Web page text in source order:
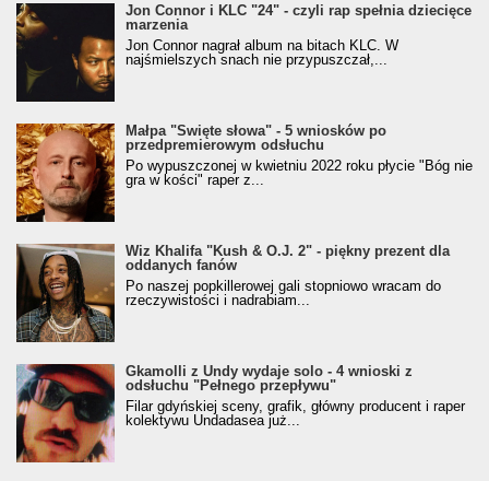
Jon Connor i KLC "24" - czyli rap spełnia dziecięce
marzenia
Jon Connor nagrał album na bitach KLC. W
najśmielszych snach nie przypuszczał,...
Małpa "Święte słowa" - 5 wniosków po
przedpremierowym odsłuchu
Po wypuszczonej w kwietniu 2022 roku płycie "Bóg nie
gra w kości" raper z...
Wiz Khalifa "Kush & O.J. 2" - piękny prezent dla
oddanych fanów
Po naszej popkillerowej gali stopniowo wracam do
rzeczywistości i nadrabiam...
Gkamolli z Undy wydaje solo - 4 wnioski z
odsłuchu "Pełnego przepływu"
Filar gdyńskiej sceny, grafik, główny producent i raper
kolektywu Undadasea już...